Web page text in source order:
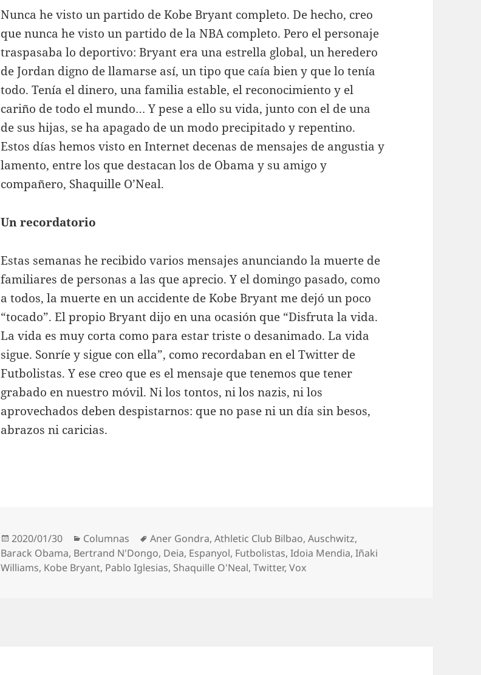
Nunca he visto un partido de Kobe Bryant completo. De hecho, creo
que nunca he visto un partido de la NBA completo. Pero el personaje
traspasaba lo deportivo: Bryant era una estrella global, un heredero
de Jordan digno de llamarse así, un tipo que caía bien y que lo tenía
todo. Tenía el dinero, una familia estable, el reconocimiento y el
cariño de todo el mundo… Y pese a ello su vida, junto con el de una
de sus hijas, se ha apagado de un modo precipitado y repentino.
Estos días hemos visto en Internet decenas de mensajes de angustia y
lamento, entre los que destacan los de Obama y su amigo y
compañero, Shaquille O’Neal.
Un recordatorio
Estas semanas he recibido varios mensajes anunciando la muerte de
familiares de personas a las que aprecio. Y el domingo pasado, como
a todos, la muerte en un accidente de Kobe Bryant me dejó un poco
“tocado”. El propio Bryant dijo en una ocasión que “Disfruta la vida.
La vida es muy corta como para estar triste o desanimado. La vida
sigue. Sonríe y sigue con ella”, como recordaban en el Twitter de
Futbolistas. Y ese creo que es el mensaje que tenemos que tener
grabado en nuestro móvil. Ni los tontos, ni los nazis, ni los
aprovechados deben despistarnos: que no pase ni un día sin besos,
abrazos ni caricias.
Publicado
el
2020/01/30 Categorías
Columnas Etiquetas
Aner Gondra,Athletic Club Bilbao,Auschwitz,
Barack Obama, Bertrand N'Dongo, Deia, Espanyol, Futbolistas,Idoia Mendia,Iñaki
Williams, Kobe Bryant, Pablo Iglesias, Shaquille O'Neal,Twitter,Vox